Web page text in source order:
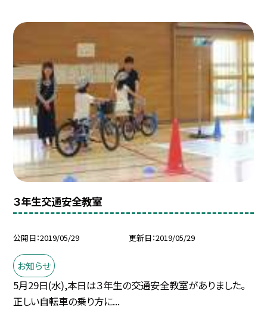
３年生交通安全教室
公開日 2019/05/29 更新日 2019/05/29
お知らせ
5月29日(水),本日は３年生の交通安全教室がありました。
正しい自転車の乗り方に...